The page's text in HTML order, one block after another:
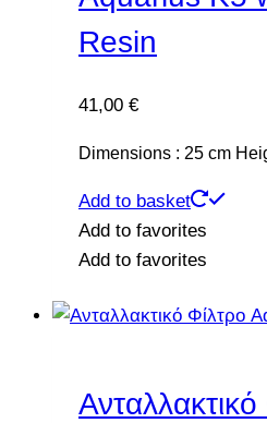
Resin
41,00 €
Dimensions : 25 cm
Add to basket
Add to favorites
Add to favorites